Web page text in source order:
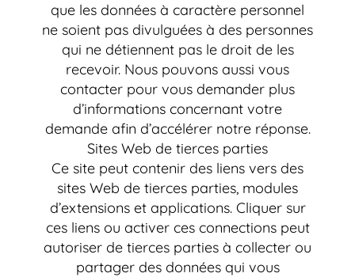
que les données à caractère personnel
ne soient pas divulguées à des personnes
qui ne détiennent pas le droit de les
recevoir. Nous pouvons aussi vous
contacter pour vous demander plus
d’informations concernant votre
demande afin d’accélérer notre réponse.
Sites Web de tierces parties
Ce site peut contenir des liens vers des
sites Web de tierces parties, modules
d’extensions et applications. Cliquer sur
ces liens ou activer ces connections peut
autoriser de tierces parties à collecter ou
partager des données qui vous